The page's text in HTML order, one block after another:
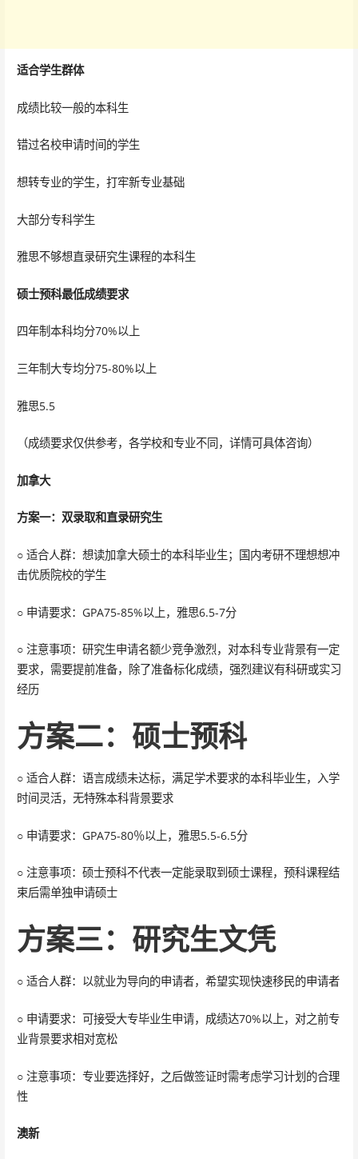
适合学生群体
成绩比较一般的本科生
错过名校申请时间的学生
想转专业的学生，打牢新专业基础
大部分专科学生
雅思不够想直录研究生课程的本科生
硕士预科最低成绩要求
四年制本科均分70%以上
三年制大专均分75-80%以上
雅思5.5
（成绩要求仅供参考，各学校和专业不同，详情可具体咨询）
加拿大
方案一：双录取和直录研究生
○ 适合人群：想读加拿大硕士的本科毕业生；国内考研不理想想冲
击优质院校的学生
○ 申请要求：GPA75-85%以上，雅思6.5-7分
○ 注意事项：研究生申请名额少竞争激烈，对本科专业背景有一定
要求，需要提前准备，除了准备标化成绩，强烈建议有科研或实习
经历
方案二：硕士预科
○ 适合人群：语言成绩未达标，满足学术要求的本科毕业生，入学
时间灵活，无特殊本科背景要求
○ 申请要求：GPA75-80％以上，雅思5.5-6.5分
○ 注意事项：硕士预科不代表一定能录取到硕士课程，预科课程结
束后需单独申请硕士
方案三：研究生文凭
○ 适合人群：以就业为导向的申请者，希望实现快速移民的申请者
○ 申请要求：可接受大专毕业生申请，成绩达70%以上，对之前专
业背景要求相对宽松
○ 注意事项：专业要选择好，之后做签证时需考虑学习计划的合理
性
澳新